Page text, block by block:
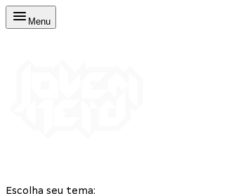
Menu
Escolha seu tema: